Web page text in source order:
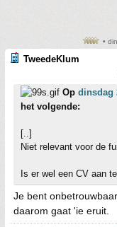
•
TweedeKlum
Op dinsdag
het volgende:
[..]
Niet relevant voor de
Is er wel een CV aan
Je bent
daarom gaat 'ie eruit.